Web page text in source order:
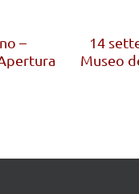
–
14
Museo